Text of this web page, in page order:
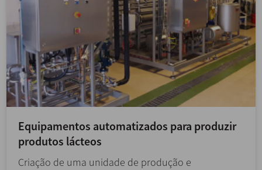
Equipamentos automatizados para produzir
produtos lácteos
Criação de uma unidade de produção e